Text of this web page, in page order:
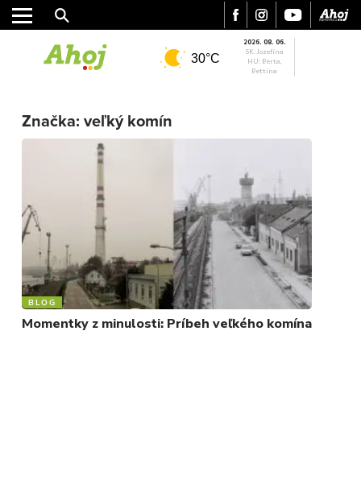
REGIÓN
FOTKY
VIDEO
MIX
30°C
2026. 08. 06.
SK: Jozefína
HU: Berta,
Bettina
Značka: veľký komín
BLOG
Momentky z minulosti: Príbeh veľkého komína